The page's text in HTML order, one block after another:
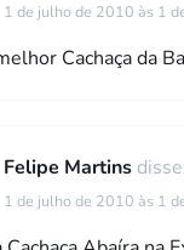
1 de julho de 2010 às 1
Cachaça da
Felipe Martins
1 de julho de 2010 às 1